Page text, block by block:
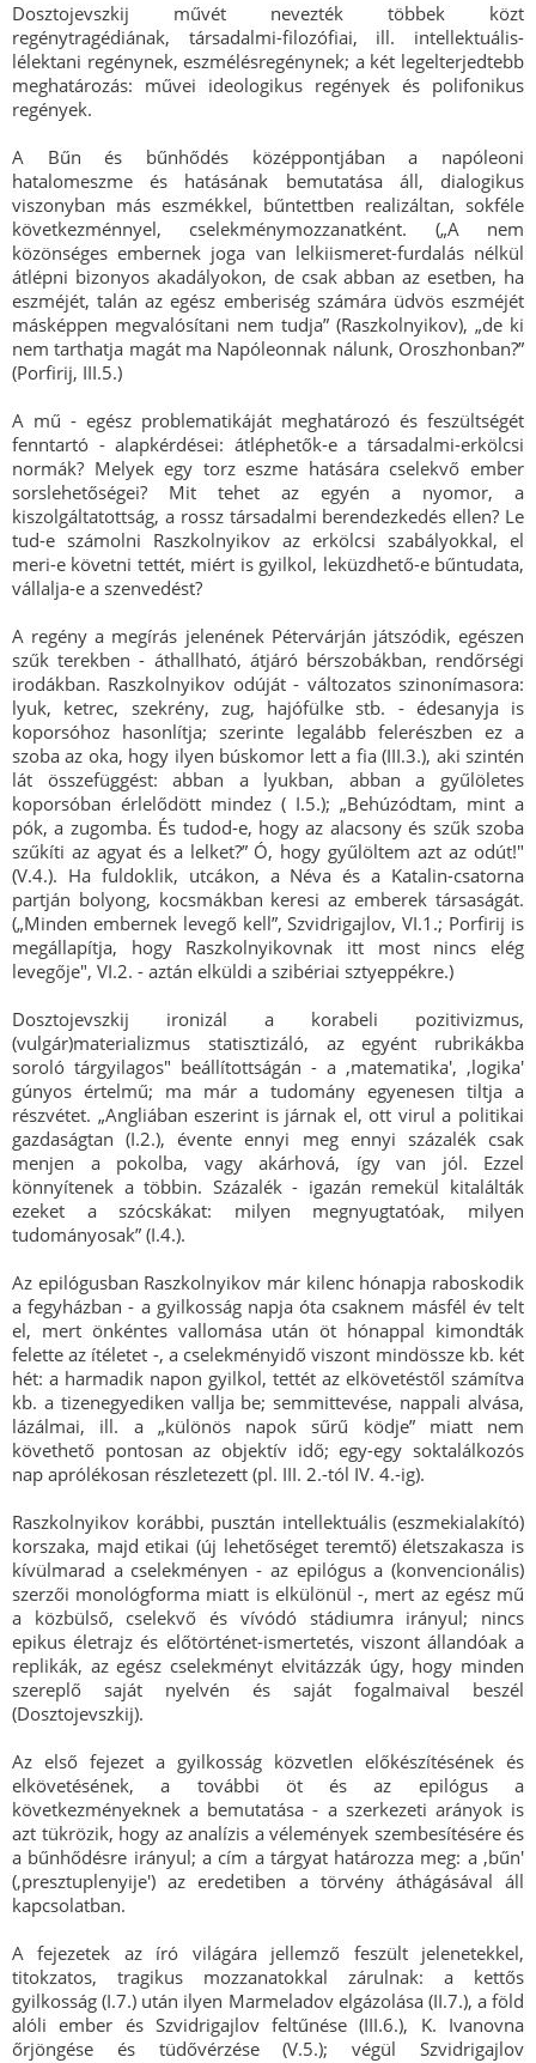
Dosztojevszkij művét nevezték többek közt
regénytragédiának, társadalmi-filozófiai, ill. intellektuális-
lélektani regénynek, eszmélésregénynek; a két legelterjedtebb
meghatározás: művei ideologikus regények és polifonikus
regények.
A Bűn és bűnhődés középpontjában a napóleoni
hatalomeszme és hatásának bemutatása áll, dialogikus
viszonyban más eszmékkel, bűntettben realizáltan, sokféle
következménnyel, cselekménymozzanatként. („A nem
közönséges embernek joga van lelkiismeret-furdalás nélkül
átlépni bizonyos akadályokon, de csak abban az esetben, ha
eszméjét, talán az egész emberiség számára üdvös eszméjét
másképpen megvalósítani nem tudja” (Raszkolnyikov), „de ki
nem tarthatja magát ma Napóleonnak nálunk, Oroszhonban?”
(Porfirij, III.5.)
A mű - egész problematikáját meghatározó és feszültségét
fenntartó - alapkérdései: átléphetők-e a társadalmi-erkölcsi
normák? Melyek egy torz eszme hatására cselekvő ember
sorslehetőségei? Mit tehet az egyén a nyomor, a
kiszolgáltatottság, a rossz társadalmi berendezkedés ellen? Le
tud-e számolni Raszkolnyikov az erkölcsi szabályokkal, el
meri-e követni tettét, miért is gyilkol, leküzdhető-e bűntudata,
vállalja-e a szenvedést?
A regény a megírás jelenének Pétervárján játszódik, egészen
szűk terekben - áthallható, átjáró bérszobákban, rendőrségi
irodákban. Raszkolnyikov odúját - változatos szinonímasora:
lyuk, ketrec, szekrény, zug, hajófülke stb. - édesanyja is
koporsóhoz hasonlítja; szerinte legalább felerészben ez a
szoba az oka, hogy ilyen búskomor lett a fia (III.3.), aki szintén
lát összefüggést: abban a lyukban, abban a gyűlöletes
koporsóban érlelődött mindez ( I.5.); „Behúzódtam, mint a
pók, a zugomba. És tudod-e, hogy az alacsony és szűk szoba
szűkíti az agyat és a lelket?” Ó, hogy gyűlöltem azt az odút!"
(V.4.). Ha fuldoklik, utcákon, a Néva és a Katalin-csatorna
partján bolyong, kocsmákban keresi az emberek társaságát.
(„Minden embernek levegő kell”, Szvidrigajlov, VI.1.; Porfirij is
megállapítja, hogy Raszkolnyikovnak itt most nincs elég
levegője", VI.2. - aztán elküldi a szibériai sztyeppékre.)
Dosztojevszkij ironizál a korabeli pozitivizmus,
(vulgár)materializmus statisztizáló, az egyént rubrikákba
soroló tárgyilagos" beállítottságán - a ,matematika', ,logika'
gúnyos értelmű; ma már a tudomány egyenesen tiltja a
részvétet. „Angliában eszerint is járnak el, ott virul a politikai
gazdaságtan (I.2.), évente ennyi meg ennyi százalék csak
menjen a pokolba, vagy akárhová, így van jól. Ezzel
könnyítenek a többin. Százalék - igazán remekül kitalálták
ezeket a szócskákat: milyen megnyugtatóak, milyen
tudományosak” (I.4.).
Az epilógusban Raszkolnyikov már kilenc hónapja raboskodik
a fegyházban - a gyilkosság napja óta csaknem másfél év telt
el, mert önkéntes vallomása után öt hónappal kimondták
felette az ítéletet -, a cselekményidő viszont mindössze kb. két
hét: a harmadik napon gyilkol, tettét az elkövetéstől számítva
kb. a tizenegyediken vallja be; semmittevése, nappali alvása,
lázálmai, ill. a „különös napok sűrű ködje” miatt nem
követhető pontosan az objektív idő; egy-egy soktalálkozós
nap aprólékosan részletezett (pl. III. 2.-tól IV. 4.-ig).
Raszkolnyikov korábbi, pusztán intellektuális (eszmekialakító)
korszaka, majd etikai (új lehetőséget teremtő) életszakasza is
kívülmarad a cselekményen - az epilógus a (konvencionális)
szerzői monológforma miatt is elkülönül -, mert az egész mű
a közbülső, cselekvő és vívódó stádiumra irányul; nincs
epikus életrajz és előtörténet-ismertetés, viszont állandóak a
replikák, az egész cselekményt elvitázzák úgy, hogy minden
szereplő saját nyelvén és saját fogalmaival beszél
(Dosztojevszkij).
Az első fejezet a gyilkosság közvetlen előkészítésének és
elkövetésének, a további öt és az epilógus a
következményeknek a bemutatása - a szerkezeti arányok is
azt tükrözik, hogy az analízis a vélemények szembesítésére és
a bűnhődésre irányul; a cím a tárgyat határozza meg: a ,bűn'
(,presztuplenyije') az eredetiben a törvény áthágásával áll
kapcsolatban.
A fejezetek az író világára jellemző feszült jelenetekkel,
titokzatos, tragikus mozzanatokkal zárulnak: a kettős
gyilkosság (I.7.) után ilyen Marmeladov elgázolása (II.7.), a föld
alóli ember és Szvidrigajlov feltűnése (III.6.), K. Ivanovna
őrjöngése és tüdővérzése (V.5.); végül Szvidrigajlov